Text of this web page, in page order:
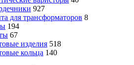
927
для трансформаторов 8
194
67
изделия 518
кольца 140